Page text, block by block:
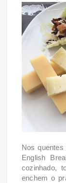
Nos
English
cozinhado,
enchem o